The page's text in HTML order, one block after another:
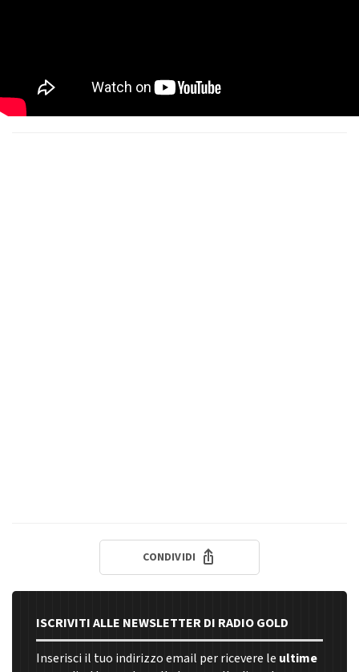
CONDIVIDI
ISCRIVITI ALLE NEWSLETTER DI RADIO GOLD
Inserisci il tuo indirizzo email per ricevere le ultime